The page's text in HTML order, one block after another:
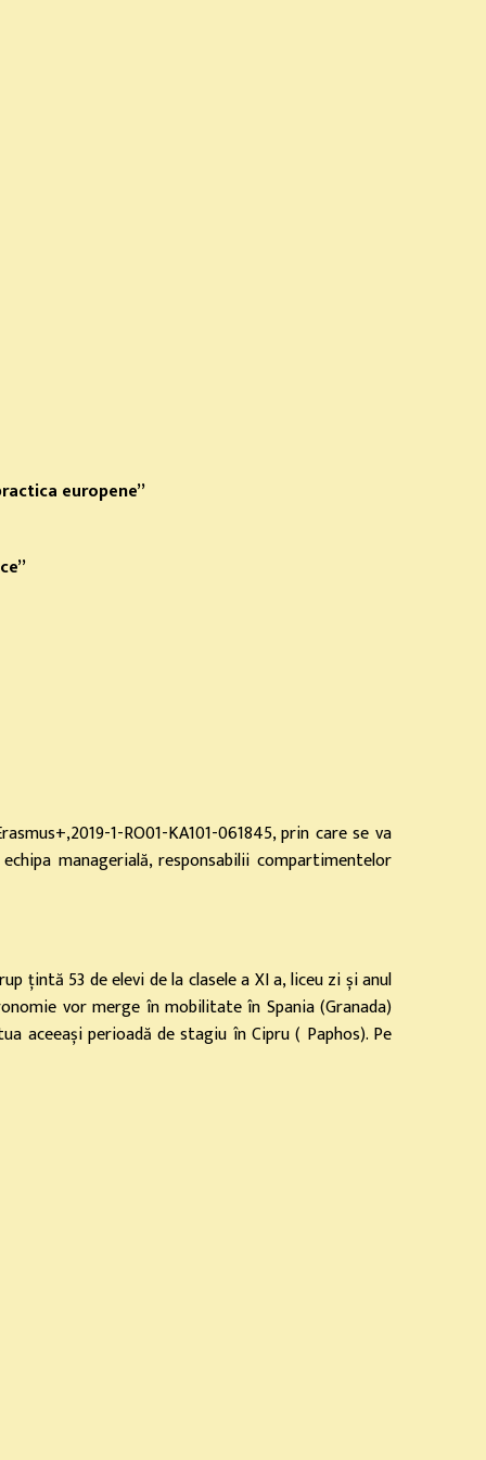
europene”
1-RO01-KA101-061845, prin care se va
managerială, responsabilii compartimentelor
țintă 53 de elevi de la clasele a XI a, liceu zi și anul
vor merge în mobilitate în Spania (Granada)
aceeași perioadă de stagiu în Cipru ( Paphos). Pe